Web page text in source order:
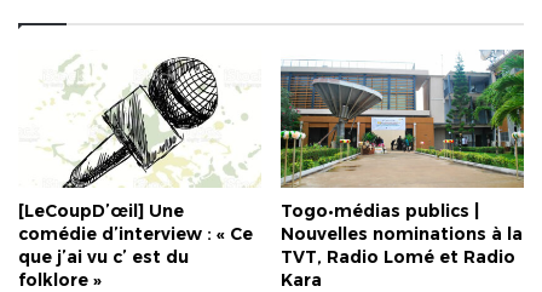
notre
MENSAH
de
Sport
[LeCoupD’œil] Une
comédie d’interview : « Ce
que j’ai vu c’ est du
folklore »
Togo•médias publics |
Nouvelles nominations à la
TVT, Radio Lomé et Radio
Kara